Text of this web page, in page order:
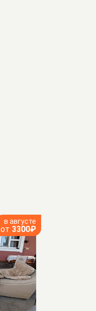
в августе
от 3300₽